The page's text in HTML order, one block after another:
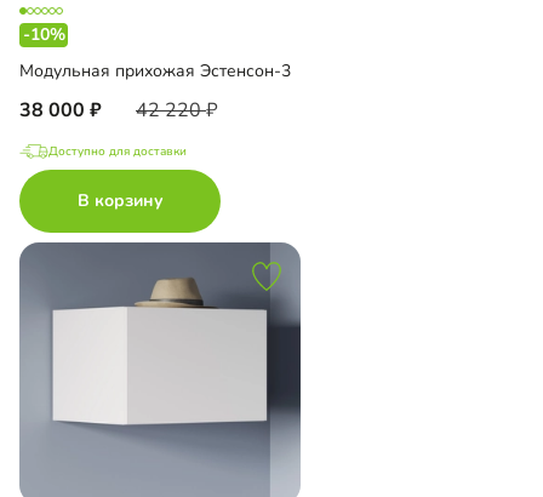
-10%
Модульная прихожая Эстенсон-3
38 000 42 220
Доступно для доставки
В корзину